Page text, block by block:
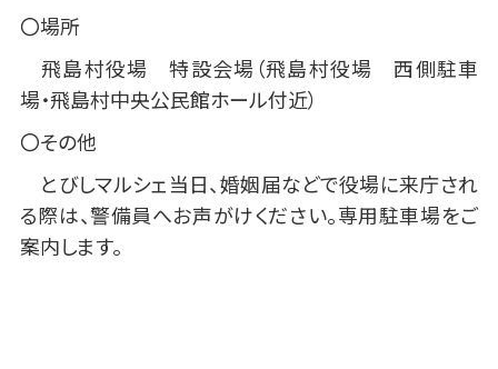
〇場所
飛島村役場 特設会場（飛島村役場 西側駐車
場・飛島村中央公民館ホール付近）
〇その他
とびしマルシェ当日、婚姻届などで役場に来庁され
る際は、警備員へお声がけください。専用駐車場をご
案内します。